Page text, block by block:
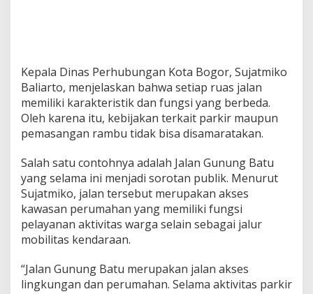
Kepala Dinas Perhubungan Kota Bogor, Sujatmiko
Baliarto, menjelaskan bahwa setiap ruas jalan
memiliki karakteristik dan fungsi yang berbeda.
Oleh karena itu, kebijakan terkait parkir maupun
pemasangan rambu tidak bisa disamaratakan.
Salah satu contohnya adalah Jalan Gunung Batu
yang selama ini menjadi sorotan publik. Menurut
Sujatmiko, jalan tersebut merupakan akses
kawasan perumahan yang memiliki fungsi
pelayanan aktivitas warga selain sebagai jalur
mobilitas kendaraan.
“Jalan Gunung Batu merupakan jalan akses
lingkungan dan perumahan. Selama aktivitas parkir